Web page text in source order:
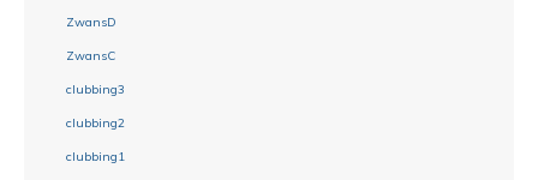
ZwansD
ZwansC
clubbing3
clubbing2
clubbing1